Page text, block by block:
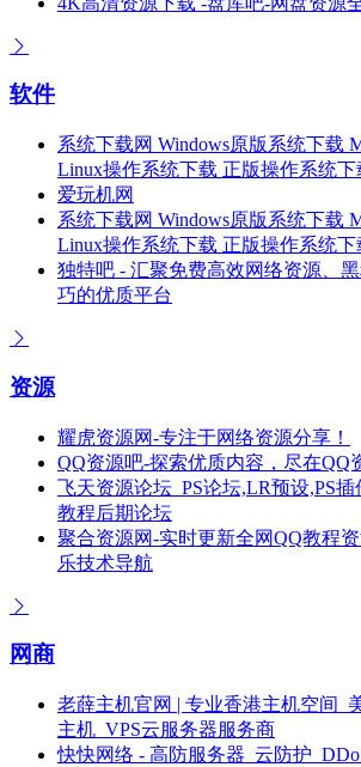
软件
系统下载网 Windows原版系统下载
Linux操作系统下载 正版操作系统下
爱玩机网
系统下载网 Windows原版系统下载
Linux操作系统下载 正版操作系统下
独特吧 - 汇聚免费高效网络资源、
巧的优质平台
资源
耀虎资源网-专注于网络资源分享！
QQ资源吧-探索优质内容，尽在QQ
飞天资源论坛_PS论坛,LR预设,PS
教程后期论坛
聚合资源网-实时更新全网QQ教程
乐技术导航
网商
老薛主机官网 | 专业香港主机空间_
主机_VPS云服务器服务商
快快网络 - 高防服务器_云防护